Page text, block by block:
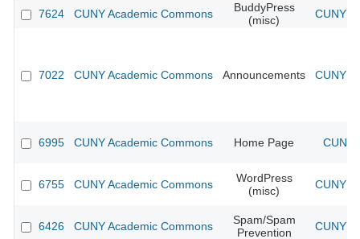
7624 CUNY Academic Commons
BuddyPress
(misc)
CUNY
7022 CUNY Academic Commons Announcements CUNY
6995 CUNY Academic Commons Home Page CUNY
6755 CUNY Academic Commons
WordPress
(misc)
CUNY
6426 CUNY Academic Commons
Spam/Spam
Prevention
CUNY